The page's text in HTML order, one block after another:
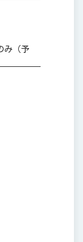
み（予